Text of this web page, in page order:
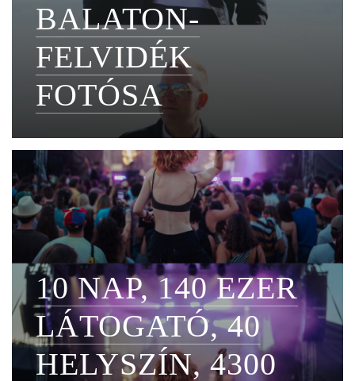
BALATON-
FELVIDÉK
FOTÓSA
10 NAP, 140 EZER
LÁTOGATÓ, 40
HELYSZÍN, 4300